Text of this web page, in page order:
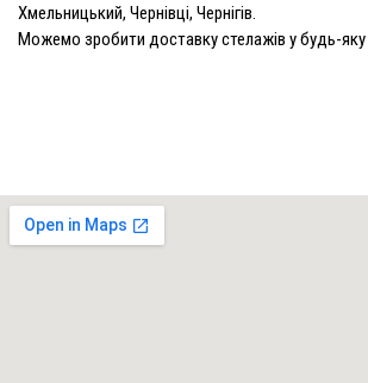
Хмельницький, Чернівці, Чернігів.
Можемо зробити доставку стелажів у будь-яку